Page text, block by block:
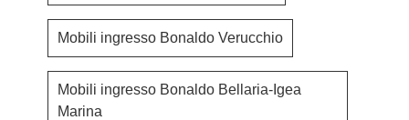
Mobili ingresso Bonaldo Verucchio
Mobili ingresso Bonaldo Bellaria-Igea
Marina